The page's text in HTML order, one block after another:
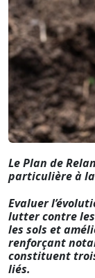
Le Plan de
particulière à
Evaluer
lutter contre
les sols et
renforçant
constituent
liés.